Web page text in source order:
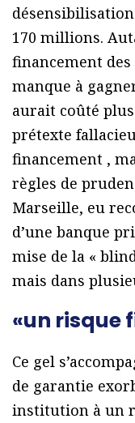
170 millions.
financement
manque à
aurait coûté
prétexte
financement ,
règles de
Marseille, eu
d’une banque
mise de la «
mais dans
«un risque
Ce gel
de garantie
institution à un